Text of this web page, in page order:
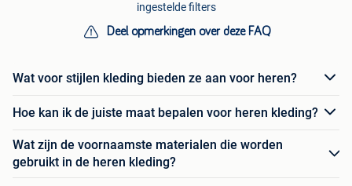
ingestelde filters
Deel opmerkingen over deze FAQ
Wat voor stijlen kleding bieden ze aan voor heren?
Hoe kan ik de juiste maat bepalen voor heren kleding?
Wat zijn de voornaamste materialen die worden
gebruikt in de heren kleding?